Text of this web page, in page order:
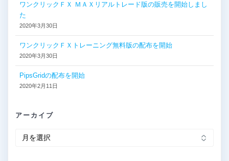
ワンクリックＦＸ ＭＡＸリアルトレード版の販売を開始しまし
た
2020年3月30日
ワンクリックＦＸトレーニング無料版の配布を開始
2020年3月30日
PipsGridの配布を開始
2020年2月11日
アーカイブ